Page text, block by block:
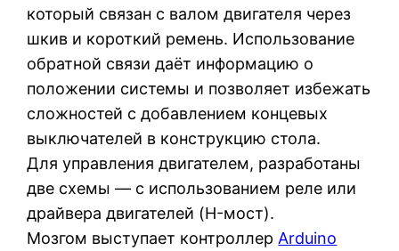
который связан с валом двигателя через
шкив и короткий ремень. Использование
обратной связи даёт информацию о
положении системы и позволяет избежать
сложностей с добавлением концевых
выключателей в конструкцию стола.
Для управления двигателем, разработаны
две схемы — с использованием реле или
драйвера двигателей (H-мост).
Мозгом выступает контроллерArduino